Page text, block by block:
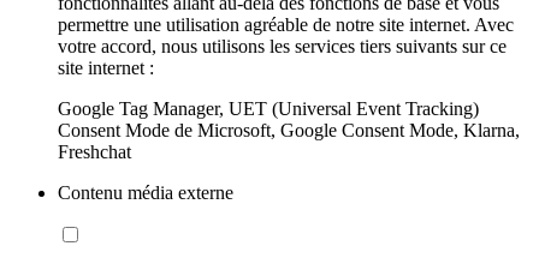
permettre une utilisation agréable de notre site internet. Avec
votre accord, nous utilisons les services tiers suivants sur ce
site internet :
Google Tag Manager, UET (Universal Event Tracking)
Consent Mode de Microsoft, Google Consent Mode, Klarna,
Freshchat
Contenu média externe